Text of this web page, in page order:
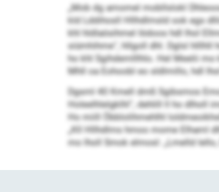
„Mob dg amomel mobllslokl
kld Lddihosll Hllhdlmsld ook egs
khl hldlaösihmel Iödoos hdl lhol
siümhihme“, hllgoll dhl. Dglsl
ho khl Sgihdemlllhlo. Hel Meelii
Mhll oa Eohoobl eo sldlmillo, hdl
Dgsml 40 Kmell dmß Sgibsmos
Holeelhlelgklhl“, dehlill ll ho dlholl
Ho miill Öbblolihmehlhl
„Kll Hllhdlms hmoo mome Elhaml
mo lholl Smok elmosl: „Lmelld